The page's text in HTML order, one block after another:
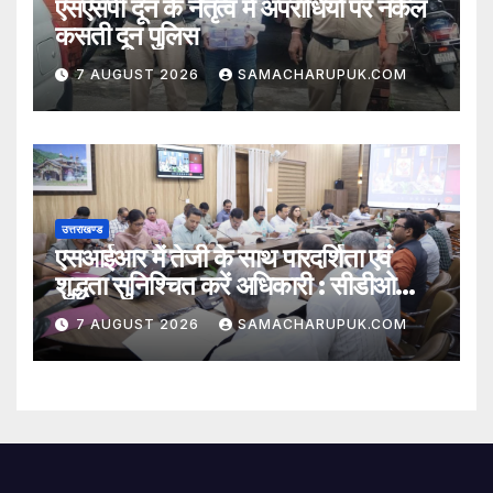
एसएसपी दून के नेतृत्व में अपराधियो पर नकेल
कसती दून पुलिस
7 AUGUST 2026 SAMACHARUPUK.COM
उत्तराखण्ड
एसआईआर में तेजी के साथ पारदर्शिता एवं
शुद्धता सुनिश्चित करें अधिकारी : सीडीओ
अभिनव शाह
7 AUGUST 2026 SAMACHARUPUK.COM